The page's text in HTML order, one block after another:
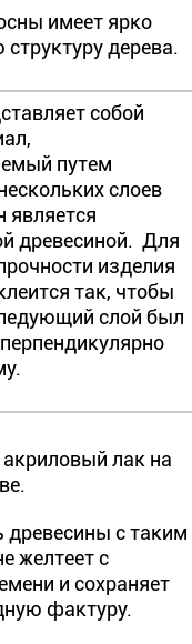
имеет ярко
дерева.
собой
путем
слоев
древесиной. Для
изделия
так, чтобы
слой был
лак на
древесины с таким
желтеет с
и сохраняет
фактуру.